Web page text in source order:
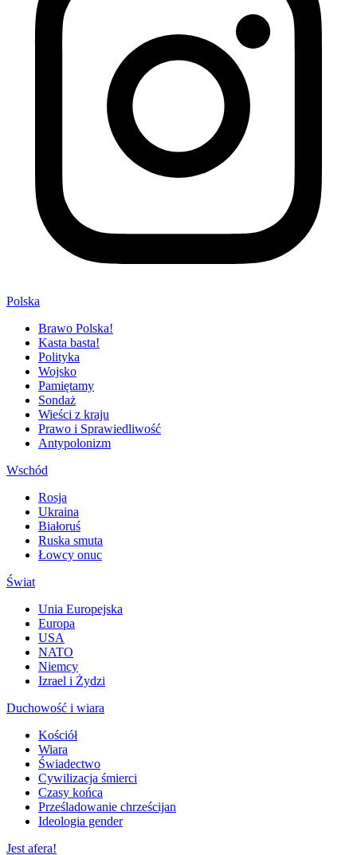
Polska
Brawo Polska!
Kasta basta!
Polityka
Wojsko
Pamiętamy
Sondaż
Wieści z kraju
Prawo i Sprawiedliwość
Antypolonizm
Wschód
Rosja
Ukraina
Białoruś
Ruska smuta
Łowcy onuc
Świat
Unia Europejska
Europa
USA
NATO
Niemcy
Izrael i Żydzi
Duchowość i wiara
Kościół
Wiara
Świadectwo
Cywilizacja śmierci
Czasy końca
Prześladowanie chrześcijan
Ideologia gender
Jest afera!